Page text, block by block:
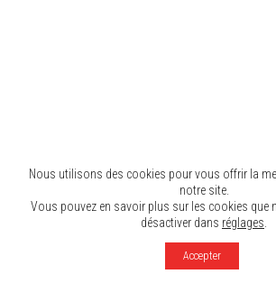
© 2026 Mont SUTTON. Tous droits
Politique et
Nous utilisons des cookies pour vous offrir la
notre site.
Vous pouvez en savoir plus sur les cookies que
désactiver dans réglages
Accepter